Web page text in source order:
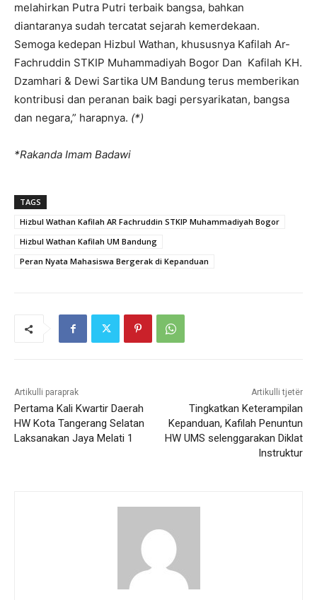
melahirkan Putra Putri terbaik bangsa, bahkan
diantaranya sudah tercatat sejarah kemerdekaan.
Semoga kedepan Hizbul Wathan, khususnya Kafilah Ar-
Fachruddin STKIP Muhammadiyah Bogor Dan Kafilah KH.
Dzamhari & Dewi Sartika UM Bandung terus memberikan
kontribusi dan peranan baik bagi persyarikatan, bangsa
dan negara,” harapnya. (*)
*Rakanda Imam Badawi
TAGS
Hizbul Wathan Kafilah AR Fachruddin STKIP Muhammadiyah Bogor
Hizbul Wathan Kafilah UM Bandung
Peran Nyata Mahasiswa Bergerak di Kepanduan
Artikulli paraprak
Pertama Kali Kwartir Daerah
HW Kota Tangerang Selatan
Laksanakan Jaya Melati 1
Artikulli tjetër
Tingkatkan Keterampilan
Kepanduan, Kafilah Penuntun
HW UMS selenggarakan Diklat
Instruktur